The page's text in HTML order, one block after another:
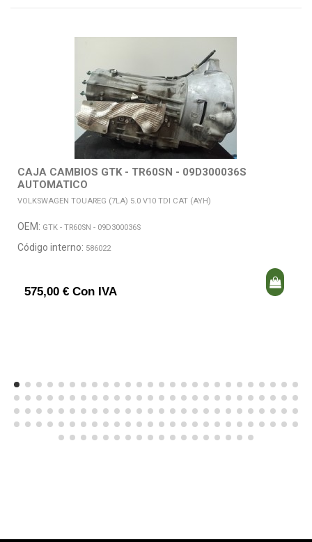
CAJA CAMBIOS GTK - TR60SN - 09D300036S
AUTOMATICO
VOLKSWAGEN TOUAREG (7LA) 5.0 V10 TDI CAT (AYH)
OEM: GTK - TR60SN - 09D300036S
Código interno: 586022
575,00 € Con IVA